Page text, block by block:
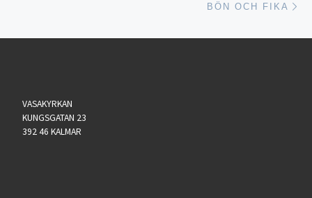
BÖN OCH FIKA
VASAKYRKAN
KUNGSGATAN 23
392 46 KALMAR